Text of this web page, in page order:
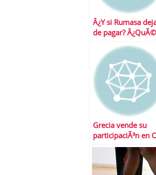
Â¿Y si Rumasa
de pagar? Â¿QuÃ©
los inversores?
Grecia vende su
participaciÃ³n en
Telecom